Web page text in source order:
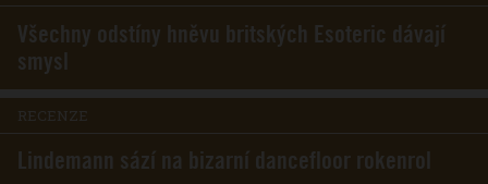
Všechny odstíny hněvu britských Esoteric dávají
smysl
RECENZE
Lindemann sází na bizarní dancefloor rokenrol